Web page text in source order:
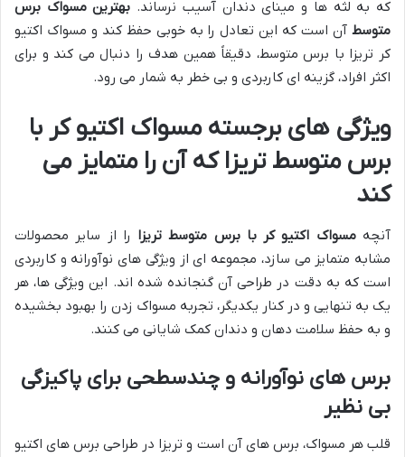
که به لثه ها و مینای دندان آسیب نرساند. بهترین مسواک برس
متوسط آن است که این تعادل را به خوبی حفظ کند و مسواک اکتیو
کر تریزا با برس متوسط، دقیقاً همین هدف را دنبال می کند و برای
اکثر افراد، گزینه ای کاربردی و بی خطر به شمار می رود.
ویژگی های برجسته مسواک اکتیو کر با
برس متوسط تریزا که آن را متمایز می
کند
آنچهمسواک اکتیو کر با برس متوسط تریزا را از سایر محصولات
مشابه متمایز می سازد، مجموعه ای از ویژگی های نوآورانه و کاربردی
است که به دقت در طراحی آن گنجانده شده اند. این ویژگی ها، هر
یک به تنهایی و در کنار یکدیگر، تجربه مسواک زدن را بهبود بخشیده
و به حفظ سلامت دهان و دندان کمک شایانی می کنند.
برس های نوآورانه و چندسطحی برای پاکیزگی
بی نظیر
قلب هر مسواک، برس های آن است و تریزا در طراحی برس های اکتیو